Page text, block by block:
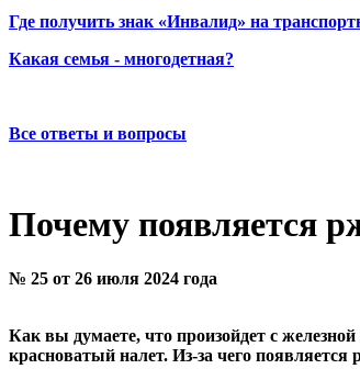
Где получить знак «Инвалид» на
Какая семья - многодетная?
Все ответы и вопросы
Почему появляется
№ 25 от 26 июля 2024 года
Как вы думаете, что произойдет с
красноватый налет. Из-за чего